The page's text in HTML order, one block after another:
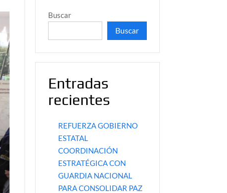
Buscar
Buscar
Entradas
recientes
REFUERZA GOBIERNO
ESTATAL
COORDINACIÓN
ESTRATÉGICA CON
GUARDIA NACIONAL
PARA CONSOLIDAR PAZ